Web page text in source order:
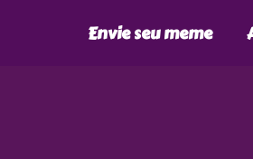
Envie seu meme